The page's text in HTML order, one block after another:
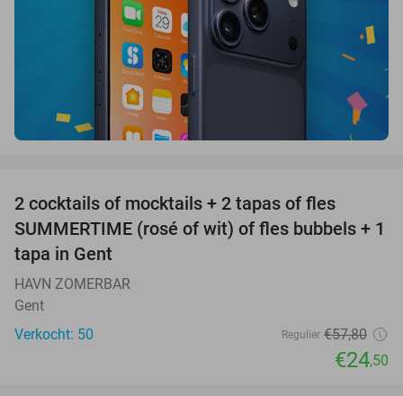
2 cocktails of mocktails + 2 tapas of fles
SUMMERTIME (rosé of wit) of fles bubbels + 1
tapa in Gent
HAVN ZOMERBAR
Gent
Verkocht: 50
Regulier €57,80
€24,50